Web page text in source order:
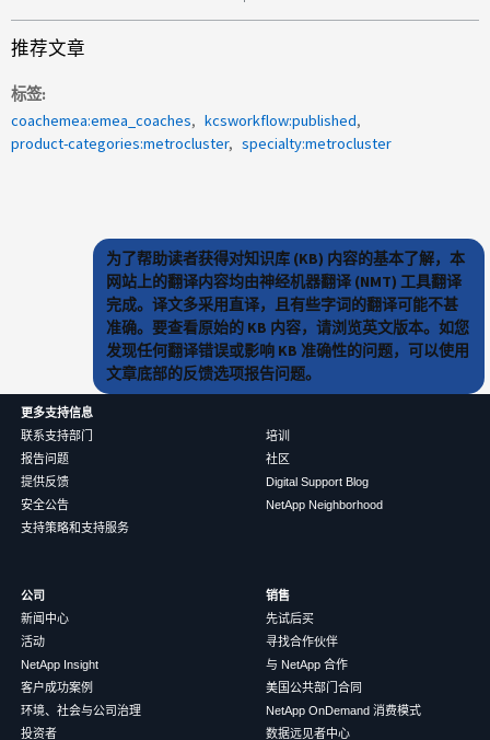
推荐文章
标签
coachemea:emea_coaches
kcsworkflow:published
product-categories:metrocluster
specialty:metrocluster
为了帮助读者获得对知识库 (KB) 内容的基本了解，本
网站上的翻译内容均由神经机器翻译 (NMT) 工具翻译
完成。译文多采用直译，且有些字词的翻译可能不甚
准确。要查看原始的 KB 内容，请浏览英文版本。如您
发现任何翻译错误或影响 KB 准确性的问题，可以使用
文章底部的反馈选项报告问题。
更多支持信息
联系支持部门
报告问题
提供反馈
安全公告
支持策略和支持服务
培训
社区
Digital Support Blog
NetApp Neighborhood
公司
新闻中心
活动
NetApp Insight
客户成功案例
环境、社会与公司治理
投资者
销售
先试后买
寻找合作伙伴
与 NetApp 合作
美国公共部门合同
NetApp OnDemand 消费模式
数据远见者中心